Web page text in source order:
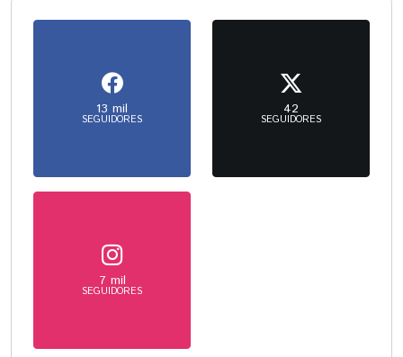
13 mil
SEGUIDORES
42
SEGUIDORES
7 mil
SEGUIDORES